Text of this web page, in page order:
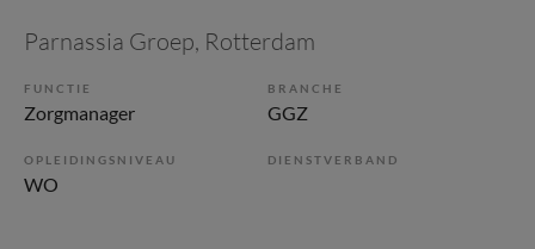
Parnassia Groep, Rotterdam
FUNCTIE
Zorgmanager
BRANCHE
GGZ
OPLEIDINGSNIVEAU
WO
DIENSTVERBAND